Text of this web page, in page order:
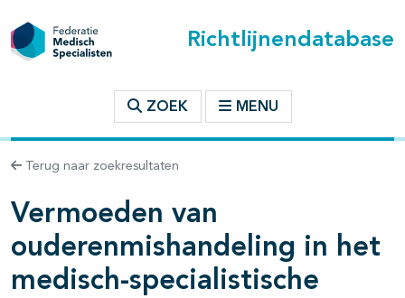
Richtlijnendatabase
ZOEK MENU
Terug naar zoekresultaten
Vermoeden van
ouderenmishandeling in het
medisch-specialistische
openklappen